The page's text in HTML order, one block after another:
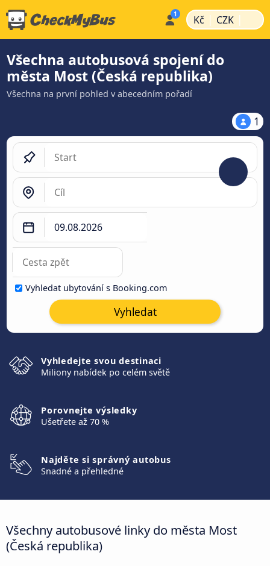
Kč | CZK |
Všechna autobusová spojení do
města Most (Česká republika)
Všechna na první pohled v abecedním pořadí
1
Vyhledat ubytování s Booking.com
Vyhledat
Vyhledejte svou destinaci
Miliony nabídek po celém světě
Porovnejte výsledky
Ušetřete až 70 %
Najděte si správný autobus
Snadné a přehledné
Všechny autobusové linky do města Most
(Česká republika)